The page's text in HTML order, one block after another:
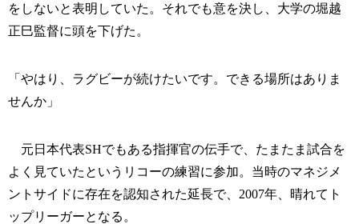
をしないと表明していた。それでも意を決し、大学の堀越
正巳監督に頭を下げた。
「やはり、ラグビーが続けたいです。できる場所はありま
せんか」
元日本代表SHでもある指揮官の伝手で、たまたま試合を
よく見ていたというリコーの練習に参加。当時のマネジメ
ントサイドに存在を認知された延長で、2007年、晴れてト
ップリーガーとなる。